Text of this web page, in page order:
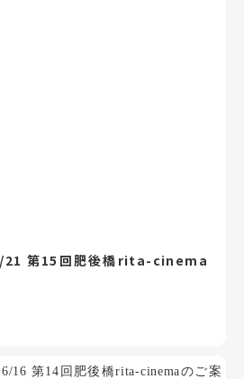
7/21 第15回肥後橋rita-cinema